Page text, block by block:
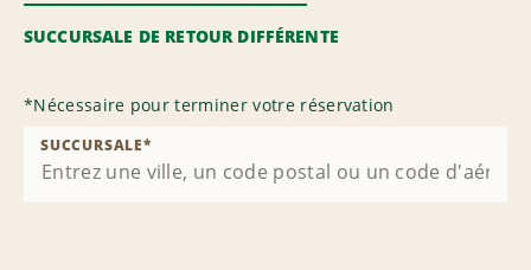
SUCCURSALE DE RETOUR DIFFÉRENTE
*Nécessaire pour terminer votre réservation
SUCCURSALE*